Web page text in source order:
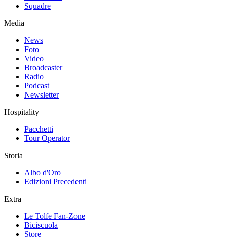
Squadre
Media
News
Foto
Video
Broadcaster
Radio
Podcast
Newsletter
Hospitality
Pacchetti
Tour Operator
Storia
Albo d'Oro
Edizioni Precedenti
Extra
Le Tolfe Fan-Zone
Biciscuola
Store